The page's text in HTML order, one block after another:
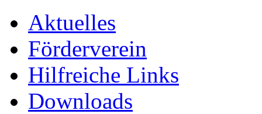
Aktuelles
Förderverein
Hilfreiche Links
Downloads